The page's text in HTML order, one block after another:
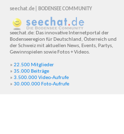
seechat.de| BODENSEE COMMUNITY
seechat.de: Das innovative Internetportal der
Bodenseeregion für Deutschland, Österreich und
der Schweiz mit aktuellen News, Events, Partys,
Gewinnspielen sowie Fotos + Videos.
» 22.500 Mitglieder
» 35.000 Beiträge
» 3.500.000 Video-Aufrufe
» 30.000.000 Foto-Aufrufe